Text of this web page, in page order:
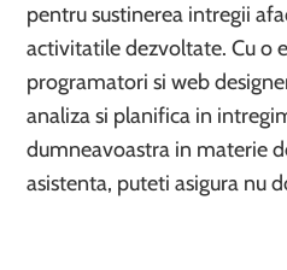
pentru sustinerea intregii
activitatile dezvoltate. Cu o
programatori si web
analiza si planifica in
dumneavoastra in materie
asistenta, puteti asigura nu